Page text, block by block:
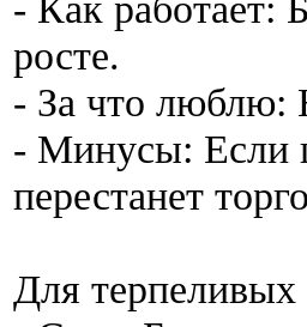
росте.
- За что люблю:
- Минусы: Если
перестанет
Для терпеливых